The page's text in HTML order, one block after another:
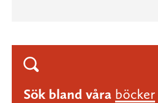
Sök bland våra böcker